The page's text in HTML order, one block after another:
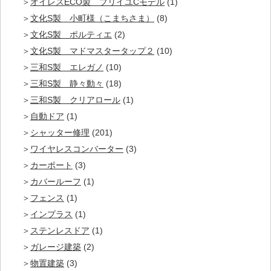
文化S製 小町様（こまちさま）
(8)
文化S製 ポルティエ (2)
文化S製 マドマスタータップ２ (10)
三和S製 エレガノ (10)
三和S製 静々動々 (18)
三和S製 クリアロール (1)
自動ドア (1)
シャッター修理 (201)
ワイヤレスコンバーター (3)
カーポート (3)
カバールーフ (1)
フェンス (1)
インプラス (1)
ステンレスドア (1)
ガレージ建築 (2)
物置建築 (3)